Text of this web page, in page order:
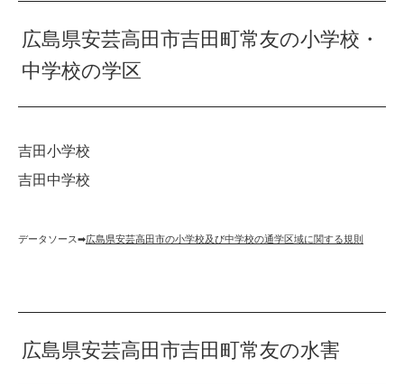
広島県安芸高田市吉田町常友の小学校・
中学校の学区
吉田小学校
吉田中学校
データソース➡︎広島県安芸高田市の小学校及び中学校の通学区域に関する規則
広島県安芸高田市吉田町常友の水害